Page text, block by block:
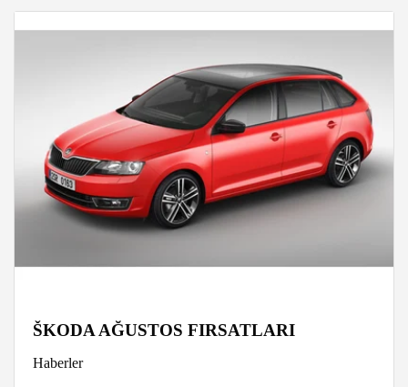
ŠKODA AĞUSTOS FIRSATLARI
Haberler